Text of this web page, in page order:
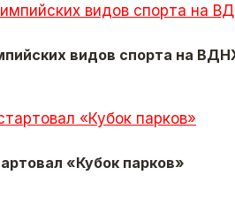
видов спорта на
«Кубок парков»